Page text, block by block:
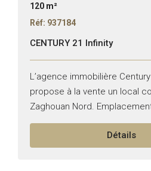
120 m²
Réf: 937184
CENTURY 21 Infinity
L’agence immobilière
propose à la vente un local
Zaghouan Nord.
Superficie : 120 m² répartis
Détails